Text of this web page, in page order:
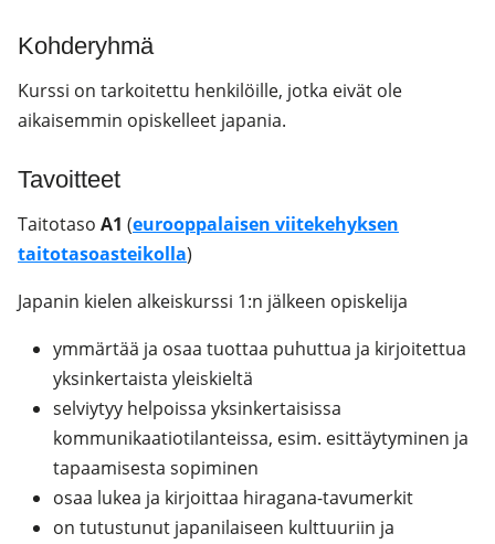
Kohderyhmä
Kurssi on tarkoitettu henkilöille, jotka eivät ole
aikaisemmin opiskelleet japania.
Tavoitteet
Taitotaso A1 (eurooppalaisen viitekehyksen
taitotasoasteikolla)
Japanin kielen alkeiskurssi 1:n jälkeen opiskelija
ymmärtää ja osaa tuottaa puhuttua ja kirjoitettua
yksinkertaista yleiskieltä
selviytyy helpoissa yksinkertaisissa
kommunikaatiotilanteissa, esim. esittäytyminen ja
tapaamisesta sopiminen
osaa lukea ja kirjoittaa hiragana-tavumerkit
on tutustunut japanilaiseen kulttuuriin ja